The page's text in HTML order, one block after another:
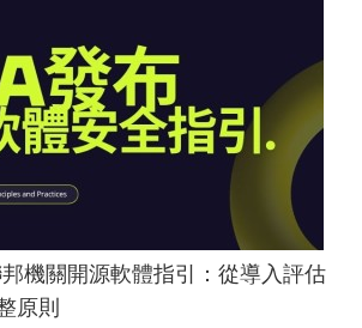
機關開源軟體指引：從導入評估
原則